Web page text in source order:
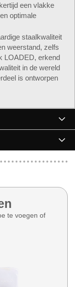
een vlakke
optimale
staalkwaliteit
weerstand, zelfs
LOADED, erkend
in de wereld
is ontworpen
te voegen of